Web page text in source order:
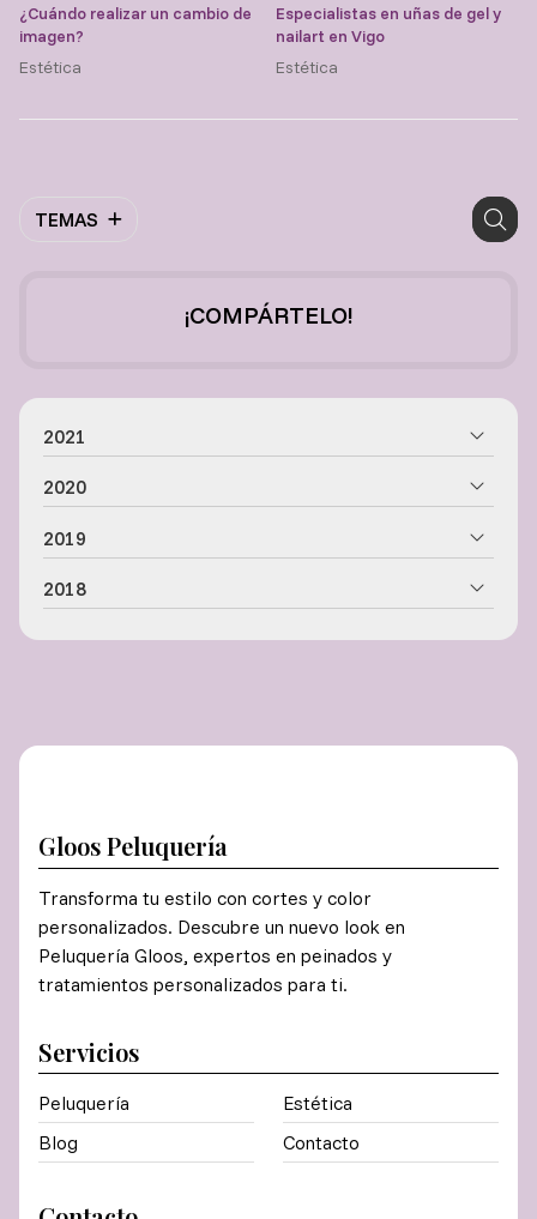
TEMAS
¿Cuándo realizar un cambio de
imagen?
Estética
Especialistas en uñas de gel y
nailart en Vigo
Estética
¡COMPÁRTELO!
2021
2020
2019
2018
Gloos Peluquería
Transforma tu estilo con cortes y color
personalizados. Descubre un nuevo look en
Peluquería Gloos, expertos en peinados y
tratamientos personalizados para ti.
Servicios
Peluquería
Estética
Blog
Contacto